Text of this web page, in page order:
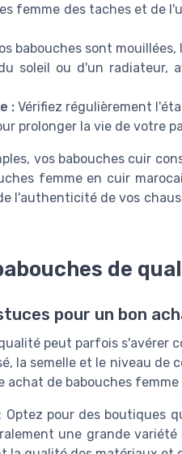
femme des taches et de
babouches sont
soleil ou d'un radiateur,
: Vérifiez régulièrement
prolonger la vie de votre
vos babouches cuir
femme en cuir
l'authenticité de vos
de
pour un bon
peut parfois s'avérer
la semelle et le niveau
achat de babouches femme
: Optez pour des boutiques
une grande